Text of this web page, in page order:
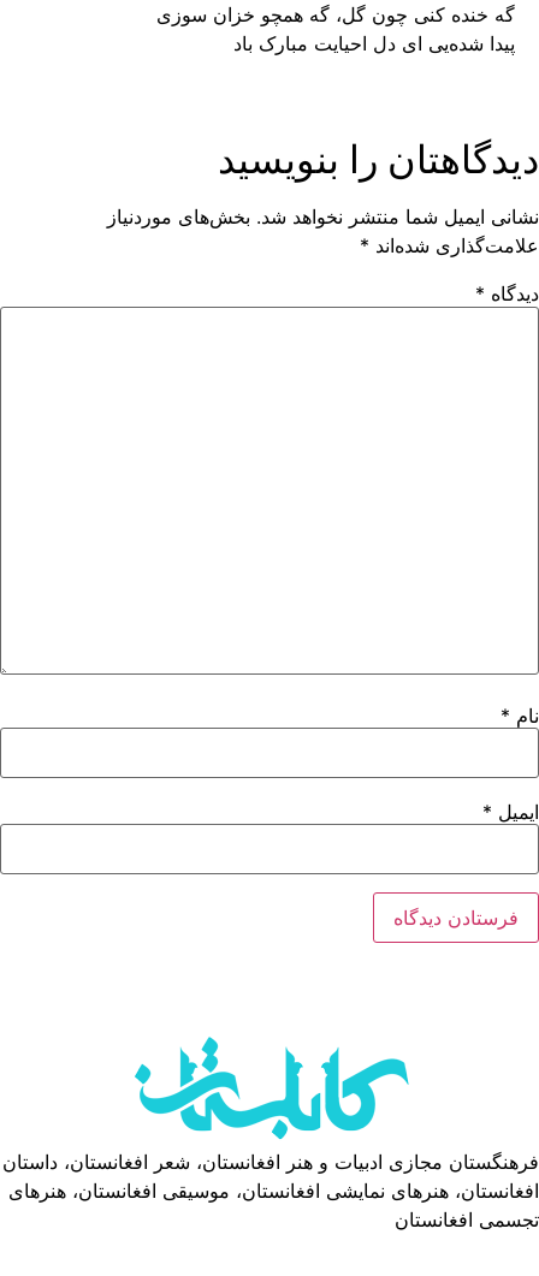
گه خنده کنی چون گل، گه همچو خزان سوزی
پیدا شده‌یی ای دل احیایت مبارک باد
دیدگاهتان را بنویسید
نشانی ایمیل شما منتشر نخواهد شد. بخش‌های موردنیاز
علامت‌گذاری شده‌اند *
دیدگاه *
نام *
ایمیل *
فرهنگستان مجازی ادبیات و هنر افغانستان، شعر افغانستان، داستان
افغانستان، هنرهای نمایشی افغانستان، موسیقی افغانستان، هنرهای
تجسمی افغانستان